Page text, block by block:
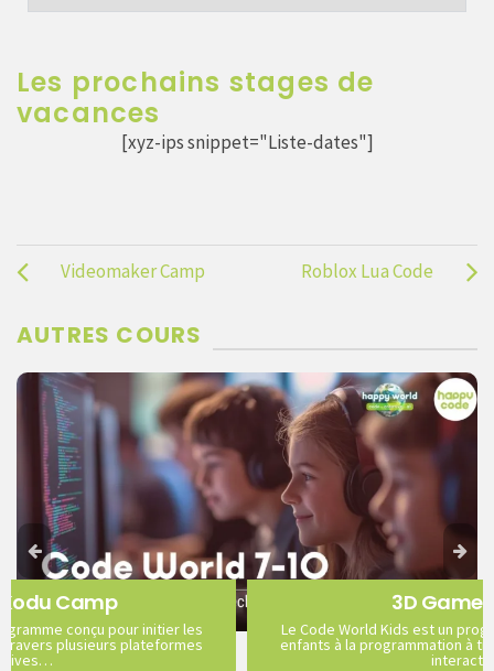
Les prochains stages de
vacances
[xyz-ips snippet="Liste-dates"]
Videomaker Camp Roblox Lua Code
AUTRES COURS
Camp
conçu pour initier les
travers plusieurs plateformes
3D Game
Le Code World Kids est un
enfants à la programmation à